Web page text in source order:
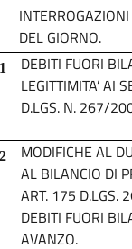
DEL GIORNO.
1
DEBITI FUORI
LEGITTIMITA’ AI
D.LGS. N. 267/
2
MODIFICHE AL
AL BILANCIO DI
ART. 175 D.LGS.
DEBITI FUORI
AVANZO.